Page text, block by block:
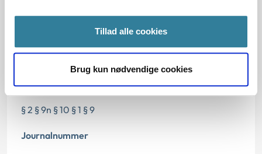
Tillad alle cookies
Brug kun nødvendige cookies
11.07.2013
Denne principafgørelse er kasseret den 2. maj 2019,
Paragraf
§ 2 § 9n § 10 § 1 § 9
Journalnummer